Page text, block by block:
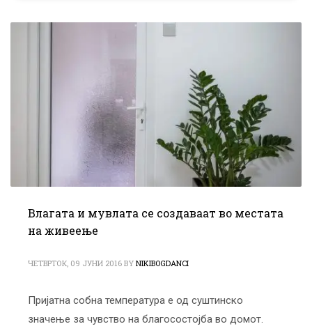
Влагата и мувлата се создаваат во местата
на живеење
ЧЕТВРТОК, 09 ЈУНИ 2016 BY NIKIBOGDANCI
Пријатна собна температура е од суштинско
значење за чувство на благосостојба во домот.